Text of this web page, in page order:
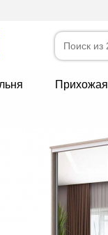
Прихожая